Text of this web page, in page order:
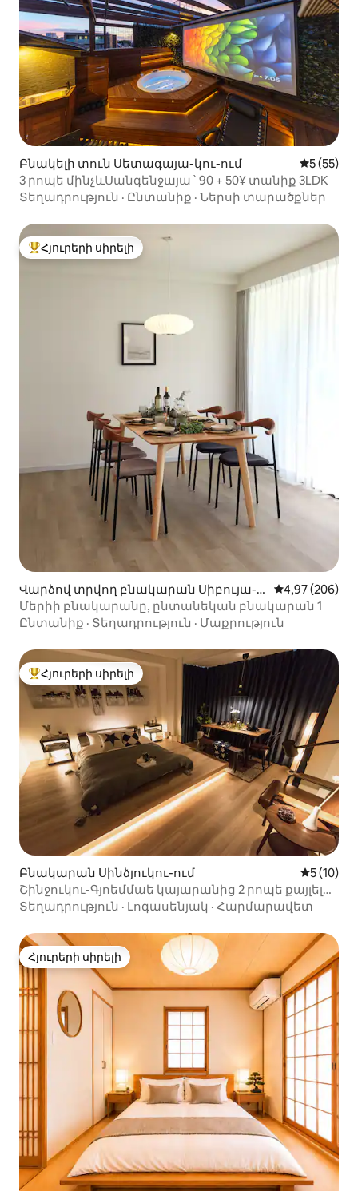
Բնակելի տուն Սետագայա-կու-ում Միջին
5 (55)
3 րոպե մինչևՍանգենջայա ՝ 90 + 50¥ տանիք 3LDK
Տեղադրություն · Ընտանիք · Ներսի տարածքներ
Հյուրերի սիրելի լավագույն տները
Հյուրերի սիրելի
Վարձով տրվող բնակարան Սիբույա-ո
ւմ
Միջին
4,97 (206)
Մերիի բնակարանը, ընտանեկան բնակարան 1
Ընտանիք · Տեղադրություն · Մաքրություն
Հյուրերի սիրելի լավագույն տները
Հյուրերի սիրելի
Բնակարան Սինձյուկու-ում Միջին
5 (10)
Շինջուկու-Գյոեմմաե կայարանից 2 րոպե քայլելու
հեռավորության վրա, օդանավակայանից՝
Տեղադրություն · Լոգասենյակ · Հարմարավետ
Հյուրերի սիրելի
Հյուրերի սիրելի